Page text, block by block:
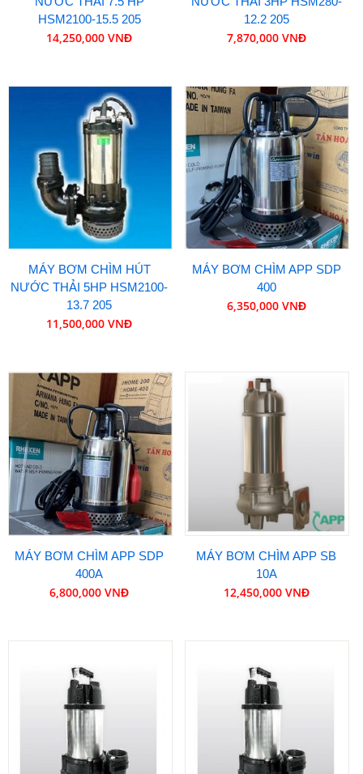
HSM2100-15.5 205
14,250,000 VNĐ
12.2 205
7,870,000 VNĐ
MÁY BƠM CHÌM HÚT
NƯỚC THẢI 5HP HSM2100-
13.7 205
11,500,000 VNĐ
MÁY BƠM CHÌM APP SDP
400
6,350,000 VNĐ
MÁY BƠM CHÌM APP SDP
400A
6,800,000 VNĐ
MÁY BƠM CHÌM APP SB
10A
12,450,000 VNĐ